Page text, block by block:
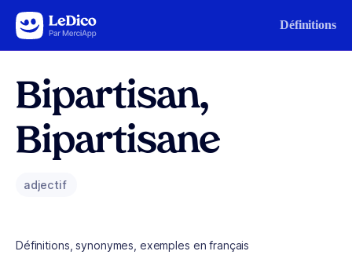
Aller au contenu Définitions
Bipartisan,
Bipartisane
adjectif
Définitions, synonymes, exemples en français